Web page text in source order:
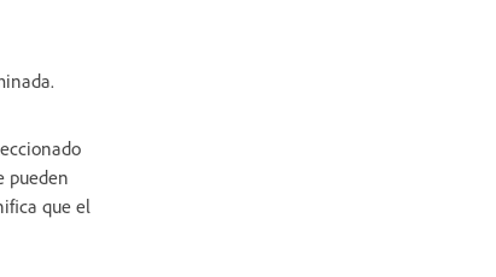
pueden
que el